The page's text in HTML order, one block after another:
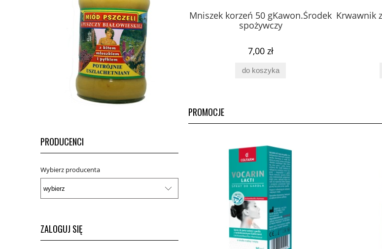
PRODUCENCI
Wybierz producenta
ZALOGUJ SIĘ
Miód pszczeli z pyłkiem,
mleczkiem i kitem z Puszczy
Białowieskiej 420 g - Fenomen
natury
229,00 zł
do koszyka
Mniszek korzeń 50 gKawon.Środek
spożywczy
7,00 zł
do koszyka
Krwawnik
PROMOCJE